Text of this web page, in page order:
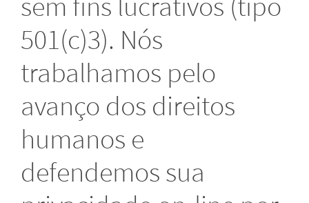
501(c)3). Nós
trabalhamos pelo
avanço dos direitos
humanos e
defendemos sua